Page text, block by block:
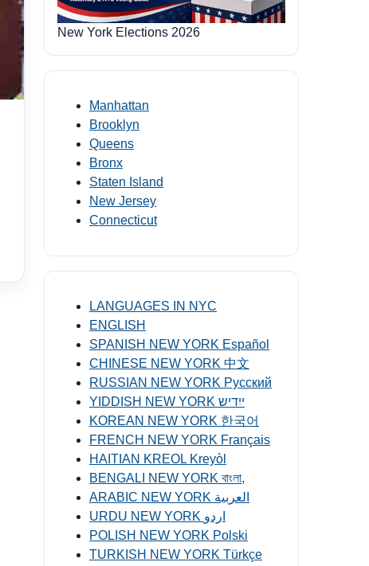
New York Elections 2026
Manhattan
Brooklyn
Queens
Bronx
Staten Island
New Jersey
Connecticut
LANGUAGES IN NYC
ENGLISH
SPANISH NEW YORK Español
CHINESE NEW YORK 中文
RUSSIAN NEW YORK Русский
YIDDISH NEW YORK ייִדיש
KOREAN NEW YORK 한국어
FRENCH NEW YORK Français
HAITIAN KREOL Kreyòl
BENGALI NEW YORK বাংলা,
ARABIC NEW YORK العربية
URDU NEW YORK اردو
POLISH NEW YORK Polski
TURKISH NEW YORK Türkçe